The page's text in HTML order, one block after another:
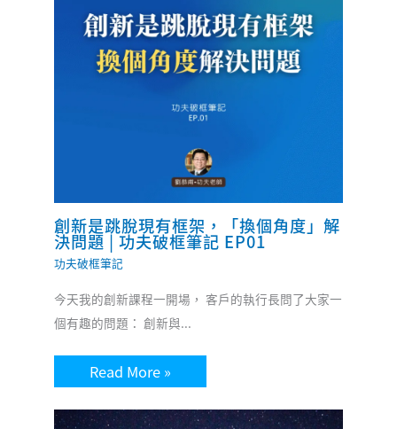
創新是跳脫現有框架，「換個角度」解
決問題 | 功夫破框筆記 EP01
功夫破框筆記
今天我的創新課程一開場， 客戶的執行長問了大家一
個有趣的問題： 創新與...
Read More »